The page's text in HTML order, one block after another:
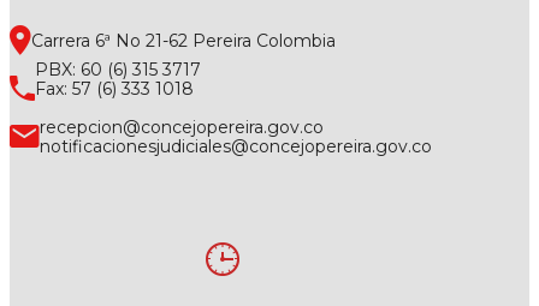
Carrera 6ª No 21-62 Pereira Colombia
PBX: 60 (6) 315 3717
Fax: 57 (6) 333 1018
recepcion@concejopereira.gov.co
notificacionesjudiciales@concejopereira.gov.co